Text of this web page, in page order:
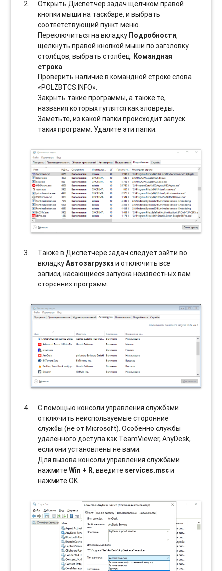
Открыть Диспетчер задач щелчком правой
кнопки мыши на таскбаре, и выбрать
соотвeтствующий пункт меню.
Переключиться на вкладку Подробности,
щелкнуть правой кнопкой мыши по заголовку
столбцов, выбрать столбец: Командная
строка.
Проверить наличие в командной строке слова
«POLZBTCS.INFO».
Закрыть такие программы, а также те,
названия которых гуглятся как зловреды.
Заметьте, из какой папки происходит запуск
таких программ. Удалите эти папки.
Также в Диспетчере задач следует зайти во
вкладкуАвтозагрузкаи отключить все
записи, касающиеся запуска неизвестных вам
сторонних программ.
С помощью консоли управления службами
отключить неиспользуемые сторонние
службы (не от Microsoft). Особенно службы
удаленного доступа как TeamViewer, AnyDesk,
если они установлены не вами.
Для вызова консоли управления службами
нажмитеWin + R, введите services.mscи
нажмите OK.